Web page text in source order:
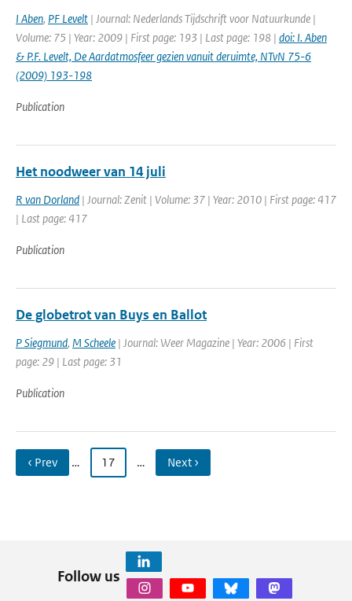
I Aben, PF Levelt | Journal: Nederlands Tijdschrift voor Natuurkunde |
Volume: 75 | Year: 2009 | First page: 193 | Last page: 198 | doi: I. Aben
& P.F. Levelt, De Aardatmosfeer gezien vanuit deruimte, NTvN 75-6
(2009) 193-198
Publication
Het noodweer van 14 juli
R van Dorland | Journal: Zenit | Volume: 37 | Year: 2010 | First page: 417
| Last page: 417
Publication
De globetrot van Buys en Ballot
P Siegmund, M Scheele | Journal: Weer Magazine | Year: 2006 | First
page: 29 | Last page: 31
Publication
‹ Prev … 17 … Next ›
Follow us